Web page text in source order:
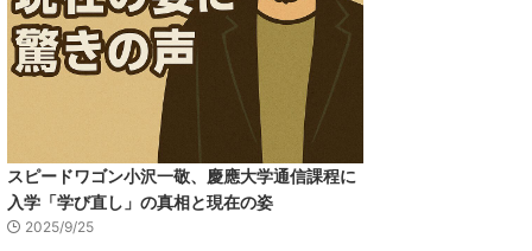
スピードワゴン小沢一敬、慶應大学通信課程に
入学「学び直し」の真相と現在の姿
2025/9/25